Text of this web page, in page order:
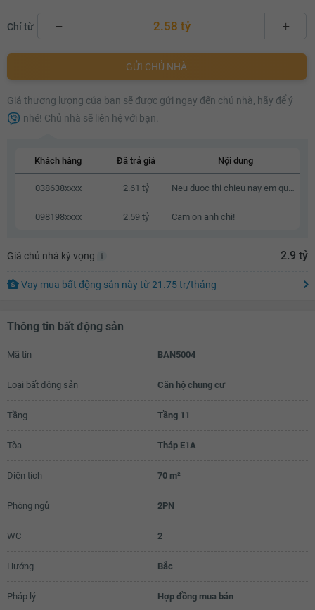
Chỉ từ 2.58 tỷ
2.62 tỷ
2.68 tỷ
2.82 tỷ
2.84 tỷ
GỬI CHỦ NHÀ
Giá thương lượng của bạn sẽ được gửi ngay đến chủ nhà, hãy để ý
nhé! Chủ nhà sẽ liên hệ với bạn.
Khách hàng Đã trả giá Nội dung
038638xxxx 2.61 tỷ
098198xxxx 2.59 tỷ Cam on anh chi!
Giá chủ nhà kỳ vọng 2.9 tỷ
Vay mua bất động sản nàytừ21.75 tr/tháng
Thông tin bất động sản
Mã tin BAN5004
Loại bất động sản Căn hộ chung cư
Tầng Tầng 11
Tòa Tháp E1A
Diện tích 70 m²
Phòng ngủ 2PN
WC 2
Hướng Bắc
Pháp lý Hợp đồng mua bán